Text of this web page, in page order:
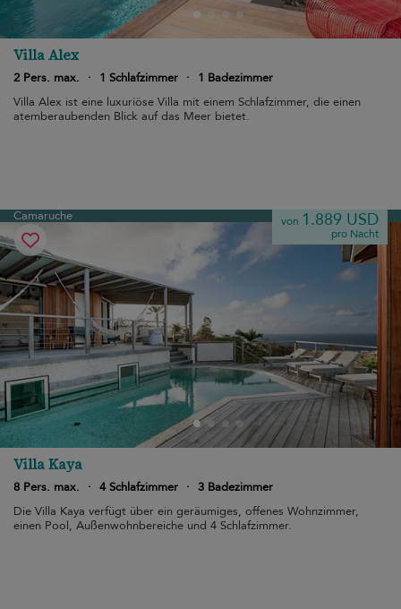
Villa Alex
2 Pers. max. · 1 Schlafzimmer ·
1 Badezimmer
Villa Alex ist eine luxuriöse Villa mit einem Schlafzimmer, die einen
atemberaubenden Blick auf das Meer bietet.
Camaruche von 1.889 USD
pro Nacht
Villa Kaya
8 Pers. max. · 4 Schlafzimmer · 3 Badezimmer
Die Villa Kaya verfügt über ein geräumiges, offenes Wohnzimmer,
einen Pool, Außenwohnbereiche und 4 Schlafzimmer.